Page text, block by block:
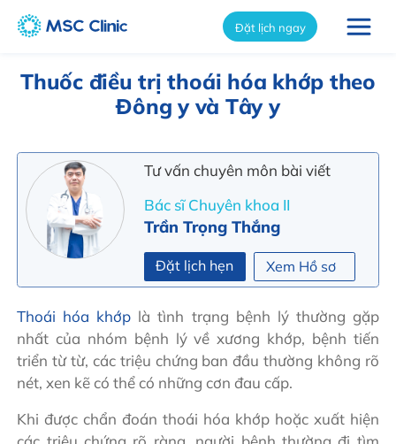
Đặt lịch ngay
Thuốc điều trị thoái hóa khớp theo
Đông y và Tây y
Tư vấn chuyên môn bài viết
Bác sĩ Chuyên khoa II
Trần Trọng Thắng
Đặt lịch hẹn Xem Hồ sơ
Thoái hóa khớp là tình trạng bệnh lý thường gặp
nhất của nhóm bệnh lý về xương khớp, bệnh tiến
triển từ từ, các triệu chứng ban đầu thường không rõ
nét, xen kẽ có thể có những cơn đau cấp.
Khi được chẩn đoán thoái hóa khớp hoặc xuất hiện